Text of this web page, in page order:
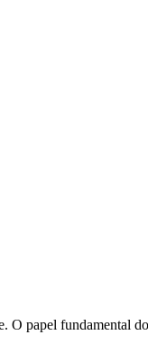
O papel fundamental